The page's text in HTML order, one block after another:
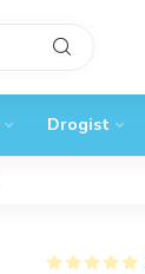
Drogist